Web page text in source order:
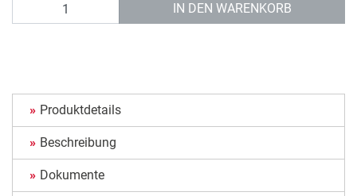
IN DEN WARENKORB
Produktdetails
Beschreibung
Dokumente